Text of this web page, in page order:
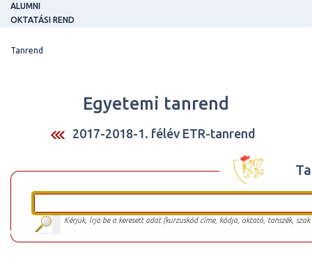
ALUMNI
OKTATÁSI REND
Tanrend
Egyetemi tanrend
2017-2018-1. félév ETR-tanrend
Kérjük, írja be a keresett adat (kurzuskód címe, kódja, oktató, tanszék,